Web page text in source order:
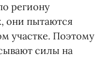
региону
они пытаются
участке. Поэтому
силы на